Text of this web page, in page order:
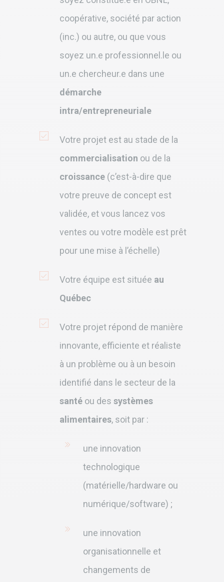
coopérative, société par action
(inc.) ou autre, ou que vous
soyez un.e professionnel.le ou
un.e chercheur.e dans une
démarche
intra/entrepreneuriale
Votre projet est au stade de la
commercialisation ou de la
croissance (c’est-à-dire que
votre preuve de concept est
validée, et vous lancez vos
ventes ou votre modèle est prêt
pour une mise à l’échelle)
Votre équipe est située au
Québec
Votre projet répond de manière
innovante, efficiente et réaliste
à un problème ou à un besoin
identifié dans le secteur de la
santé ou des systèmes
alimentaires, soit par :
une innovation
technologique
(matérielle/hardware ou
numérique/software) ;
une innovation
organisationnelle et
changements de